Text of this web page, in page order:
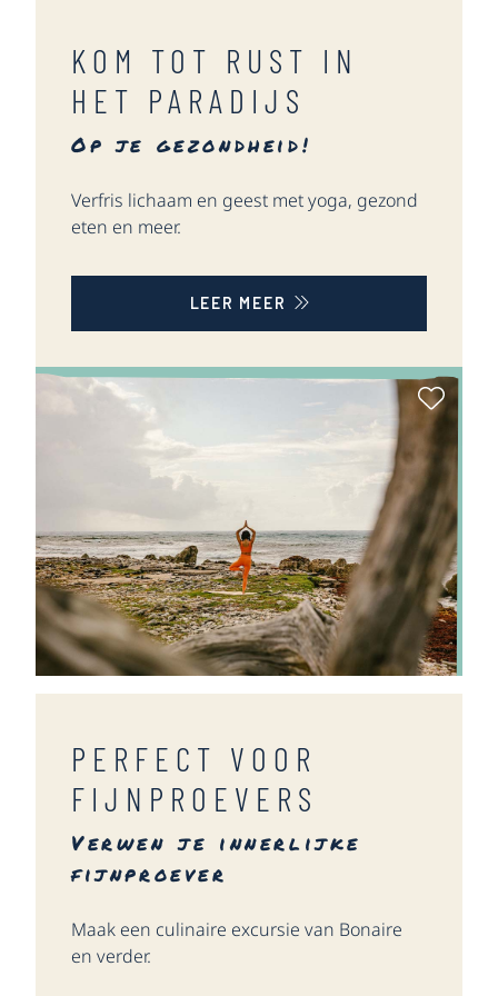
KOM TOT RUST IN
HET PARADIJS
Op je gezondheid!
Verfris lichaam en geest met yoga, gezond
eten en meer.
LEER MEER
Als
PERFECT VOOR
FIJNPROEVERS
Verwen je innerlijke
fijnproever
Maak een culinaire excursie van Bonaire
en verder.